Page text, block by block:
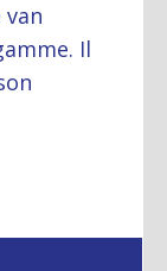
van
Il